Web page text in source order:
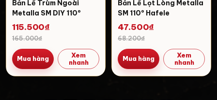
Bản Lề Trùm Ngoài
Metalla SM DIY 110º
Hafele 483.01.720
115.500₫
165.000₫
Mua hàng
Xem
nhanh
Bản Lề Lọt Lòng Metalla
SM 110º Hafele
315.06.352
47.500₫
68.200₫
Mua hàng
Xem
nhanh